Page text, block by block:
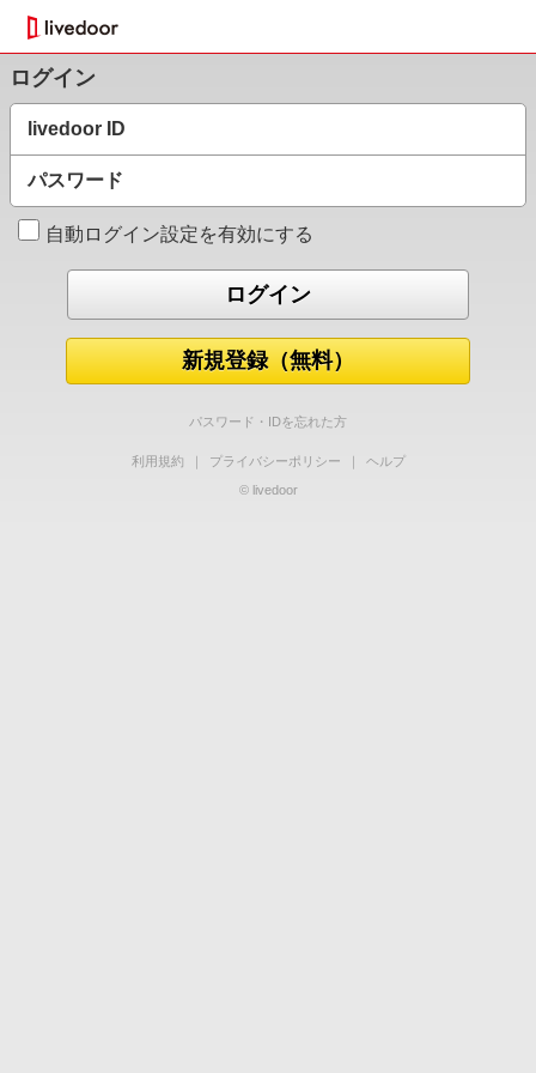
ログイン
livedoor ID
パスワード
自動ログイン設定を有効にする
新規登録（無料）
パスワード・IDを忘れた方
利用規約 ｜ プライバシーポリシー ｜
ヘルプ
© livedoor